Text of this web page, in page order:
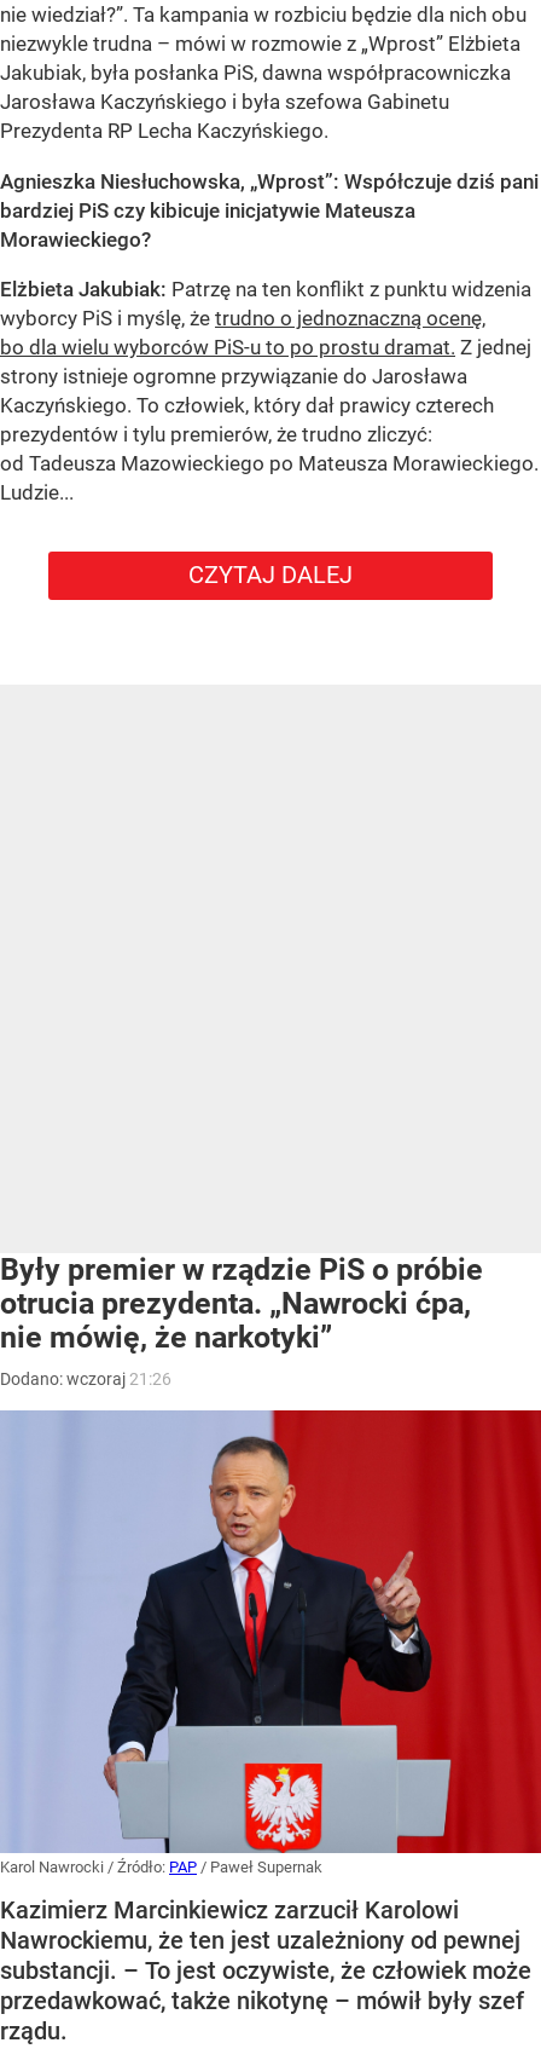
nie wiedział?”. Ta kampania w rozbiciu będzie dla nich obu
niezwykle trudna – mówi w rozmowie z „Wprost” Elżbieta
Jakubiak, była posłanka PiS, dawna współpracowniczka
Jarosława Kaczyńskiego i była szefowa Gabinetu
Prezydenta RP Lecha Kaczyńskiego.
Agnieszka Niesłuchowska, „Wprost”: Współczuje dziś pani
bardziej PiS czy kibicuje inicjatywie Mateusza
Morawieckiego?
Elżbieta Jakubiak: Patrzę na ten konflikt z punktu widzenia
wyborcy PiS i myślę, że trudno o jednoznaczną ocenę,
bo dla wielu wyborców PiS-u to po prostu dramat. Z jednej
strony istnieje ogromne przywiązanie do Jarosława
Kaczyńskiego. To człowiek, który dał prawicy czterech
prezydentów i tylu premierów, że trudno zliczyć:
od Tadeusza Mazowieckiego po Mateusza Morawieckiego.
Ludzie...
CZYTAJ DALEJ
Były premier w rządzie PiS o próbie
otrucia prezydenta. „Nawrocki ćpa,
nie mówię, że narkotyki”
Dodano:wczoraj 21:26
Karol Nawrocki / Źródło: PAP / Paweł Supernak
Kazimierz Marcinkiewicz zarzucił Karolowi
Nawrockiemu, że ten jest uzależniony od pewnej
substancji. – To jest oczywiste, że człowiek może
przedawkować, także nikotynę – mówił były szef
rządu.